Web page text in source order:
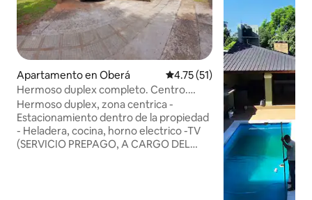
Apartamento en Oberá Calificación promedio: 4.75 de
4.75 (51)
Hermoso duplex completo. Centro.
Estacionamiento
Hermoso duplex, zona centrica -
Estacionamiento dentro de la propiedad
- Heladera, cocina, horno electrico -TV
(SERVICIO PREPAGO, A CARGO DEL